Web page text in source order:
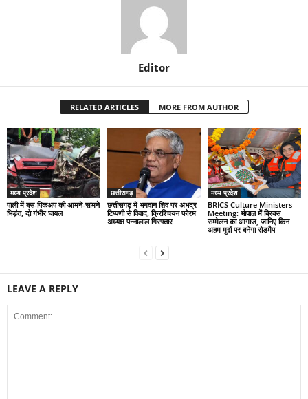
Editor
RELATED ARTICLES MORE FROM AUTHOR
मध्य प्रदेश
पाली में बस-पिकअप की आमने-सामने
भिड़ंत, दो गंभीर घायल
छत्तीसगढ़
छत्तीसगढ़ में भगवान शिव पर अभद्र
टिप्पणी से विवाद, क्रिश्चियन फोरम
अध्यक्ष पन्नालाल गिरफ्तार
मध्य प्रदेश
BRICS Culture Ministers
Meeting: भोपाल में ब्रिक्स
सम्मेलन का आगाज, जानिए किन
अहम मुद्दों पर बनेगा रोडमैप
LEAVE A REPLY